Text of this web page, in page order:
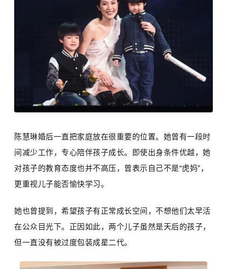
陈慧琳婚后一直把家庭放在很重要的位置。她曾有一段时
间减少工作，专心陪伴孩子成长。即使出身条件优越，她
对孩子的教育态度也并不高压，曾表示自己不是“虎妈”，
更重视儿子能否愉快学习。
她也曾提到，希望孩子有正常成长空间，不想他们太早活
在公众目光下。正因如此，两个儿子虽然是天后的孩子，
但一直没有被过度包装成星二代。